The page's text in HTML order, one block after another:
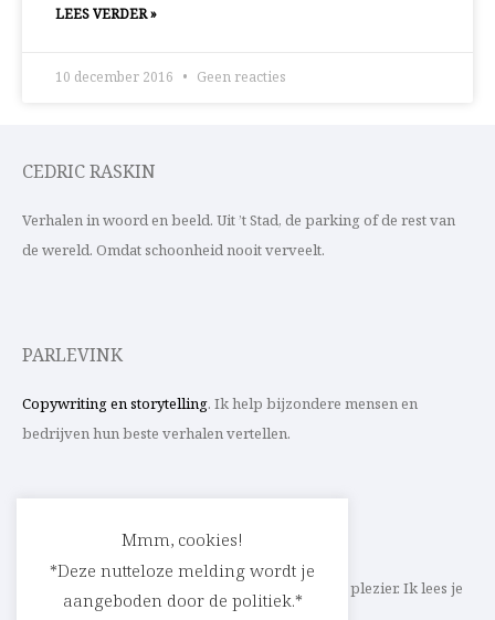
LEES VERDER »
10 december 2016 Geen reacties
CEDRIC RASKIN
Verhalen in woord en beeld. Uit ’t Stad, de parking of de rest van
de wereld. Omdat schoonheid nooit verveelt.
PARLEVINK
Copywriting en storytelling. Ik help bijzondere mensen en
bedrijven hun beste verhalen vertellen.
Schrijf ik straks mee aan jouw verhaal? Met veel plezier. Ik lees je
Mmm, cookies!
*Deze nutteloze melding wordt je
aangeboden door de politiek.*